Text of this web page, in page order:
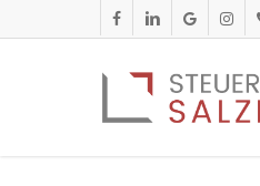
to
facebooklinkedin google-
plus